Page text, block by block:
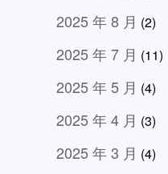
2025 年 8 月 (2)
2025 年 7 月 (11)
2025 年 5 月 (4)
2025 年 4 月 (3)
2025 年 3 月 (4)